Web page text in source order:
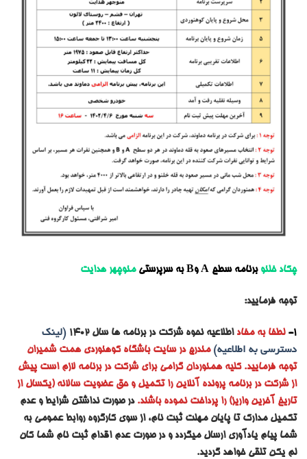
چکاد خلنو برنامهسطح A وB به سرپرستی منوچهر هدایت
توجه فرمایید:
1- لطفا به مفاداطلاعیه نحوه شرکت در برنامه ها سال ۱۴۰۲
(لینک
دسترسی به اطلاعیه) مندرج در سایت باشگاه کوهنوردی همت شمیران
توجه فرمایید. کلیه همنوردان گرامی برای شرکت در برنامه لازم است پیش
از شرکت در برنامه پرونده آنلاین را تکمیل و حق عضویت سالانه (یکسال از
تاریخ آخرین واریز) را پرداخت نموده باشند.در صورت نداشتن شرایط و عدم
تکمیل مدارک تا پایان مهلت ثبت نام، از سوی کارگروه روابط عمومی به
شما پیام یادآوری ارسال میگردد و در صورت عدم اقدام ثبت نام شما کان
لم یکن تلقی خواهد گردید.